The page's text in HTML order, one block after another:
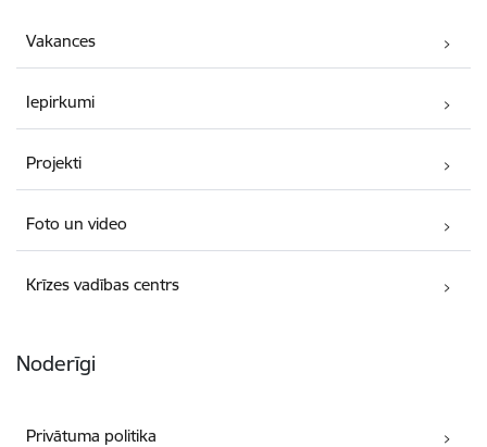
Vakances
Iepirkumi
Projekti
Foto un video
Krīzes vadības centrs
Noderīgi
Privātuma politika